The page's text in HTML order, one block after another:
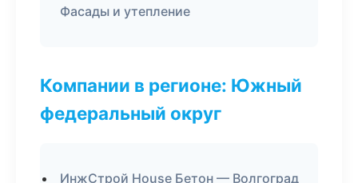
Фасады и утепление
Компании в регионе: Южный
федеральный округ
ИнжСтрой House Бетон — Волгоград